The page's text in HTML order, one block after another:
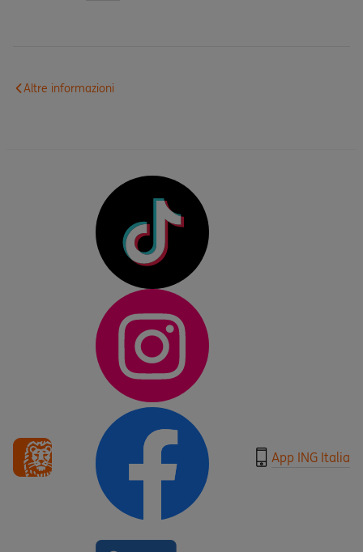
Altre informazioni
App ING Italia